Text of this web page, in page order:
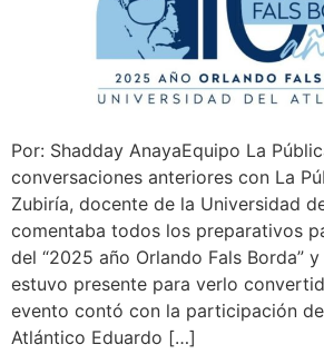
Por: Shadday AnayaEquipo La
conversaciones anteriores con La
Zubiría, docente de la Universidad
comentaba todos los preparativos
del “2025 año Orlando Fals Borda”
estuvo presente para verlo
evento contó con la participación
Atlántico Eduardo […]